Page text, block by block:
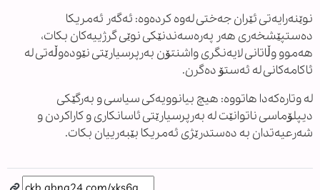
نوێنەرایەتی ئێران جەختی لەوە کردەوە: ئەگەر ئەمریکا
دەستپێشخەری هەر پەرەسەندنێکی نوێی گرژییەکان بکات،
هەموو وڵاتانی لایەنگری واشنتۆن بەرپرسیارێتی نێودەوڵەتی لە
ئاکامەکانی لە ئەستۆ دەگرن.
لە وتارەکەدا هاتووە: هیچ بیانوویەکی سیاسی و بەرگێکی
دیپلۆماسی ناتوانێت لە بەرپرسیارێتی ئاسانکاری و کاراکردن و
شەرعیەتدان بە دەستدرێژی ئەمریکا بێبەرییان بکات.